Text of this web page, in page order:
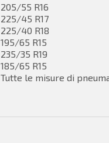
205/55 R16
225/45 R17
225/40 R18
195/65 R15
235/35 R19
185/65 R15
Tutte le misure di